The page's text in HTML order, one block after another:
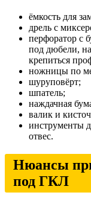
ёмкость для
дрель с
перфоратор с
под дюбели,
крепиться
ножницы по
шуруповёрт;
шпатель;
наждачная
валик и
инструменты
отвес.
Нюансы
под ГКЛ